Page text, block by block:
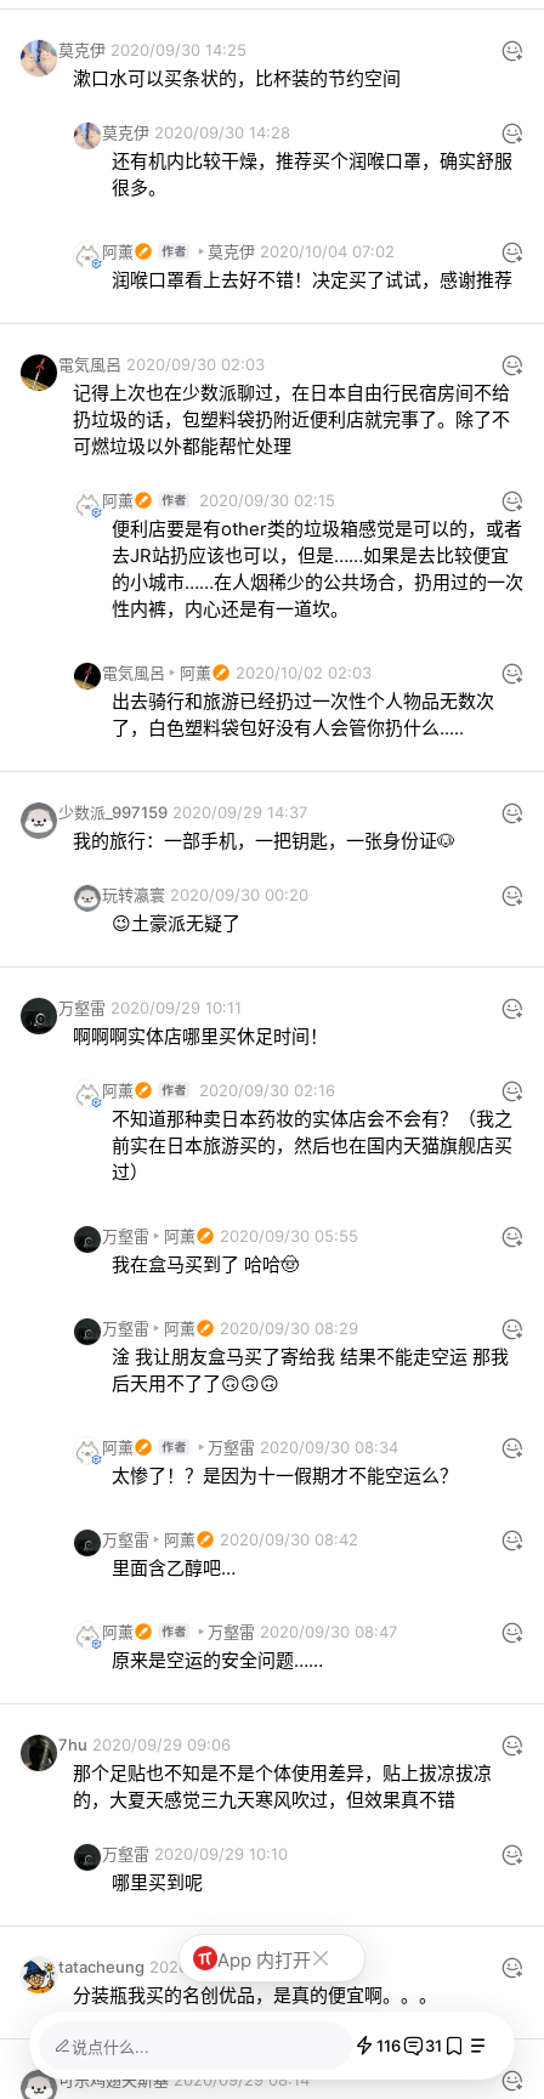
莫克伊 2020/09/30 14:25
漱口水可以买条状的，比杯装的节约空间
莫克伊 2020/09/30 14:28
还有机内比较干燥，推荐买个润喉口罩，确实舒服
很多。
阿薰 莫克伊 2020/10/04 07:02
润喉口罩看上去好不错！决定买了试试，感谢推荐
電気風呂 2020/09/30 02:03
记得上次也在少数派聊过，在日本自由行民宿房间不给
扔垃圾的话，包塑料袋扔附近便利店就完事了。除了不
可燃垃圾以外都能帮忙处理
阿薰 2020/09/30 02:15
便利店要是有other类的垃圾箱感觉是可以的，或者
去JR站扔应该也可以，但是……如果是去比较便宜
的小城市……在人烟稀少的公共场合，扔用过的一次
性内裤，内心还是有一道坎。
電気風呂 阿薰 2020/10/02 02:03
出去骑行和旅游已经扔过一次性个人物品无数次
了，白色塑料袋包好没有人会管你扔什么.....
少数派_997159 2020/09/29 14:37
我的旅行：一部手机，一把钥匙，一张身份证🐶
玩转瀛寰 2020/09/30 00:20
😉土豪派无疑了
万壑雷 2020/09/29 10:11
啊啊啊实体店哪里买休足时间！
阿薰 2020/09/30 02:16
不知道那种卖日本药妆的实体店会不会有？（我之
前实在日本旅游买的，然后也在国内天猫旗舰店买
过）
万壑雷 阿薰 2020/09/30 05:55
我在盒马买到了 哈哈🤠
万壑雷 阿薰 2020/09/30 08:29
淦 我让朋友盒马买了寄给我 结果不能走空运 那我
后天用不了了🙃🙃🙃
阿薰 万壑雷 2020/09/30 08:34
太惨了！？是因为十一假期才不能空运么？
万壑雷 阿薰 2020/09/30 08:42
里面含乙醇吧…
阿薰 万壑雷 2020/09/30 08:47
原来是空运的安全问题……
7hu 2020/09/29 09:06
那个足贴也不知是不是个体使用差异，贴上拔凉拔凉
的，大夏天感觉三九天寒风吹过，但效果真不错
万壑雷 2020/09/29 10:10
哪里买到呢
tatacheung 2020/09/29 08:15
分装瓶我买的名创优品，是真的便宜啊。。。
可乐鸡翅夫斯基 2020/09/29 08:14
说点什么... 116 31
App 内打开